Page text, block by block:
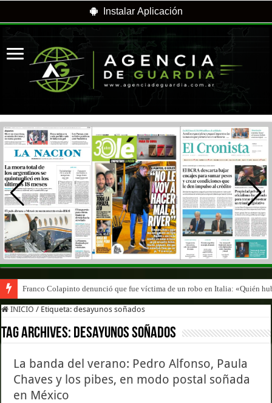
Instalar Aplicación
Franco Colapinto denunció que fue víctima de un robo en Italia: «Quién
INICIO / Etiqueta:desayunos soñados
Tag Archives: desayunos soñados
La banda del verano: Pedro Alfonso, Paula
Chaves y los pibes, en modo postal soñada
en México